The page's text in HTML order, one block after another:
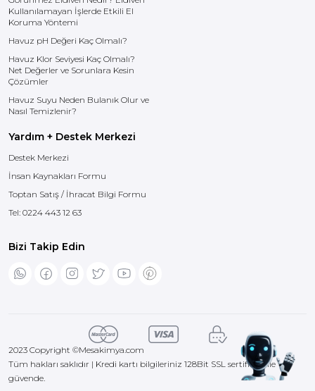
Kullanılamayan İşlerde Etkili El
Koruma Yöntemi
Havuz pH Değeri Kaç Olmalı?
Havuz Klor Seviyesi Kaç Olmalı?
Net Değerler ve Sorunlara Kesin
Çözümler
Havuz Suyu Neden Bulanık Olur ve
Nasıl Temizlenir?
Yardım + Destek Merkezi
Destek Merkezi
İnsan Kaynakları Formu
Toptan Satış / İhracat Bilgi Formu
Tel: 0224 443 12 63
Bizi Takip Edin
2023 Copyright ©Mesakimya.com
Tüm hakları saklıdır | Kredi kartı bilgileriniz 128Bit SSL sertifikası ile
güvende.